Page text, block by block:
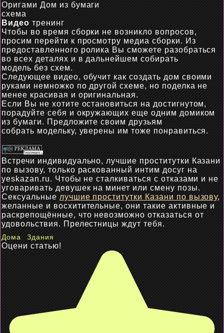
Оригами Дом из бумаги
схема
Видеотренинг
Чтобы во время сборки не возникло вопросов,
просим перейти к просмотрумедиасборки. Из
предоставленного роликаВысможете разобраться
во всех деталях и в дальнейшем собирать
модель без схем.
Следующее видео, обучит как создать дом своими
руками немножко по другойсхеме, ноподелка не
менее красивая и оригинальная.
Если Вы не хотите остановиться на достигнутом,
порадуйте себя и окружающихещеодним домиком
из бумаги. Предложите своим друзьям
собратьмодельку, уверены им тоже понравиться.
Встречи индивидуально, лучшие проститутки Казани
по вызову, только раскованный интим досуг на
yeskazan.ru. Чтобы не сталкиваться с отказами и не
уговаривать девушек на минет или смену позы.
Сексуальныелучшие проститутки Казани по вызову,
желанные и восхитительные, они такие активные и
раскрепощённые, что невозможно отказаться от
удовольствия. Прелестницы ждут тебя.
Дома Здания
Оцени статью!